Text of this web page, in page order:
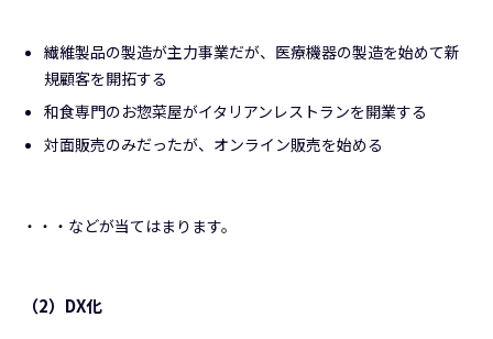
繊維製品の製造が主力事業だが、医療機器の製造を始めて新
規顧客を開拓する
和食専門のお惣菜屋がイタリアンレストランを開業する
対面販売のみだったが、オンライン販売を始める
・・・などが当てはまります。
（2）DX化